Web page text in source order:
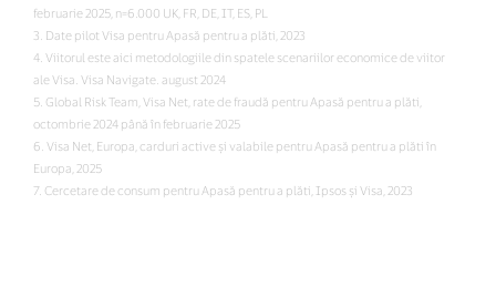
februarie 2025, n=6.000 UK, FR, DE, IT, ES, PL
3. Date pilot Visa pentru Apasă pentru a plăti, 2023
4. Viitorul este aici metodologiile din spatele scenariilor economice de viitor
ale Visa. Visa Navigate. august 2024
5. Global Risk Team, Visa Net, rate de fraudă pentru Apasă pentru a plăti,
octombrie 2024 până în februarie 2025
6. Visa Net, Europa, carduri active și valabile pentru Apasă pentru a plăti în
Europa, 2025
7. Cercetare de consum pentru Apasă pentru a plăti, Ipsos și Visa, 2023